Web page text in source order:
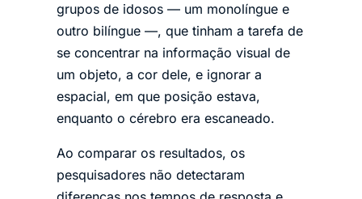
grupos de idosos — um monolíngue e
outro bilíngue —, que tinham a tarefa de
se concentrar na informação visual de
um objeto, a cor dele, e ignorar a
espacial, em que posição estava,
enquanto o cérebro era escaneado.
Ao comparar os resultados, os
pesquisadores não detectaram